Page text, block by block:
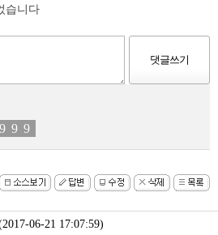
습니다
95 91 92
06-21 17:07:59)